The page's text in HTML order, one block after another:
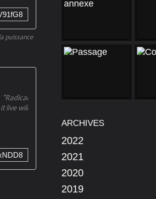
puissance
live will
ARCHIVES
2022
2021
2020
2019